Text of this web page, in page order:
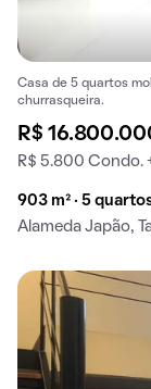
Casa de 5 quartos
churrasqueira.
R$
R$ 5.800 Condo.
903 m² · 5
Alameda Japão,